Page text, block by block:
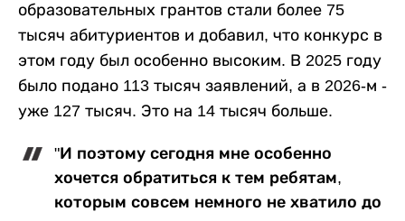
образовательных грантов стали более 75
тысяч абитуриентов и добавил, что конкурс в
этом году был особенно высоким. В 2025 году
было подано 113 тысяч заявлений, а в 2026-м -
уже 127 тысяч. Это на 14 тысяч больше.
"И поэтому сегодня мне особенно
хочется обратиться к тем ребятам,
которым совсем немного не хватило до